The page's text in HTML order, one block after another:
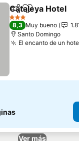
CompartirAgregar a
Cataleya Hotel
3 Estrellas
8,3 Muy bueno
Santo Domingo
El encanto de un
Ver más